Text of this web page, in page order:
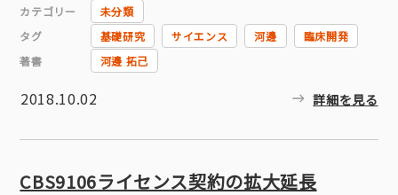
カテゴリー
未分類
タグ
基礎研究 サイエンス 河邊
臨床開発
著書
河邊 拓己
2018.10.02 詳細を見る
CBS9106ライセンス契約の拡大延長